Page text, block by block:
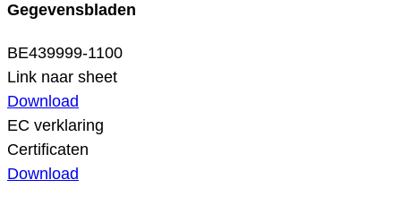
Gegevensbladen
BE439999-1100
Link naar sheet
Download
EC verklaring
Certificaten
Download